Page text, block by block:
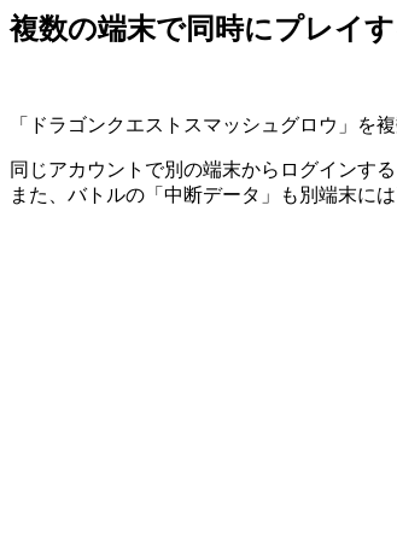
複数の端末で同時にプレイ
「ドラゴンクエストスマッシュグロウ」を
同じアカウントで別の端末からログインす
また、バトルの「中断データ」も別端末には